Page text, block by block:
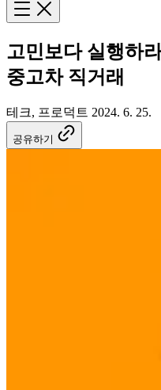
고민보다 실행하
중고차 직거래
테크, 프로덕트 2024. 6. 25.
공유하기